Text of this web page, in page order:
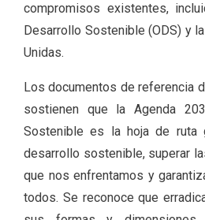
compromisos existentes,
Desarrollo Sostenible (ODS) y
Unidas.
Los documentos de referencia
sostienen que la Agenda
Sostenible es la hoja de ruta
desarrollo sostenible, superar
que nos enfrentamos y
todos. Se reconoce que